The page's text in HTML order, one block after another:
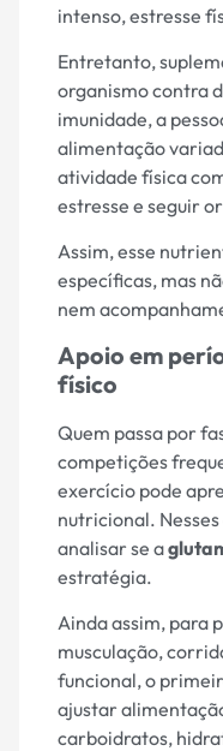
intenso, estresse
Entretanto,
organismo contra
imunidade, a
alimentação
atividade física
estresse e seguir
Assim, esse
específicas, mas
nem
Apoio em
físico
Quem passa por
competições
exercício pode
nutricional.
analisar se a
estratégia.
Ainda assim, para
musculação,
funcional, o
ajustar
carboidratos,